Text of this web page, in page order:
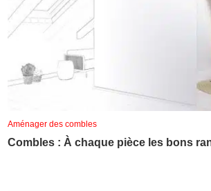
Aménager des combles
Combles : À chaque pièce les bons